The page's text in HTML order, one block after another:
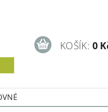
KOŠÍK: 0